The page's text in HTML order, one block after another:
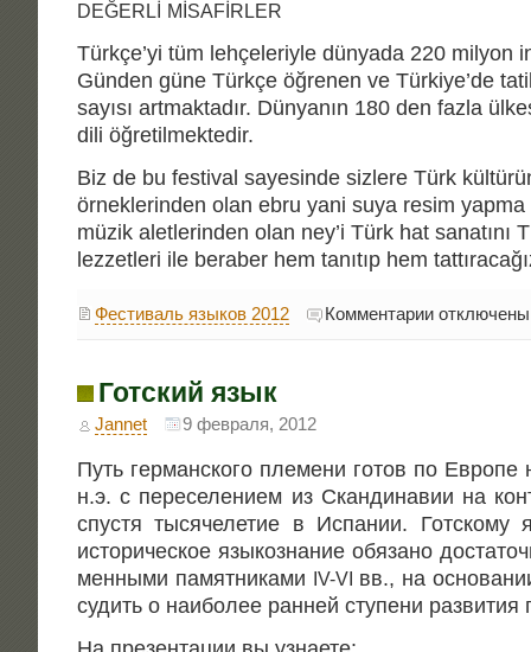
DEĞERLİ MİSAFİRLER
Türkçe’yi tüm lehçeleriyle dünyada 220 milyon
Günden güne Türkçe öğrenen ve Türkiye’de
sayısı artmaktadır. Dünyanın 180 den fazla
dili öğretilmektedir.
Biz de bu festival sayesinde sizlere Türk
örneklerinden olan ebru yani suya resim yapma
müzik aletlerinden olan ney’i Türk hat sanatını
lezzetleri ile beraber hem tanıtıp hem
Фестиваль языков 2012 Комментариик
записи
отключены
Готский язык
Jannet 9 февраля, 2012
Путь гер­ман­ско­го пле­ме­ни готов по
н.э. с пере­се­ле­ни­ем из Скан­ди­на­вии на
спу­стя тыся­че­ле­тие в Испа­нии. Гот­ско­му
исто­ри­че­ское язы­ко­зна­ние обя­за­но
мен­ны­ми памят­ни­ка­ми
IV-VI вв., на
судить о наи­бо­лее ран­ней сту­пе­ни раз­ви­тия